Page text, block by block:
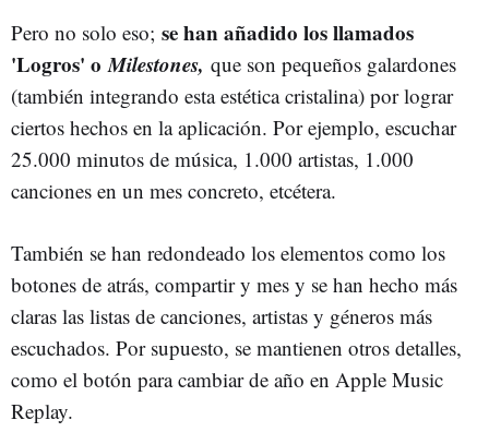
Pero no solo eso; se han añadido los llamados
'Logros' oMilestones, que son pequeños galardones
(también integrando esta estética cristalina) por lograr
ciertos hechos en la aplicación. Por ejemplo, escuchar
25.000 minutos de música, 1.000 artistas, 1.000
canciones en un mes concreto, etcétera.
También se han redondeado los elementos como los
botones de atrás, compartir y mes y se han hecho más
claras las listas de canciones, artistas y géneros más
escuchados. Por supuesto, se mantienen otros detalles,
como el botón para cambiar de año en Apple Music
Replay.